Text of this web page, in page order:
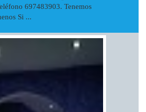
697483903. Tenemos
Si ...